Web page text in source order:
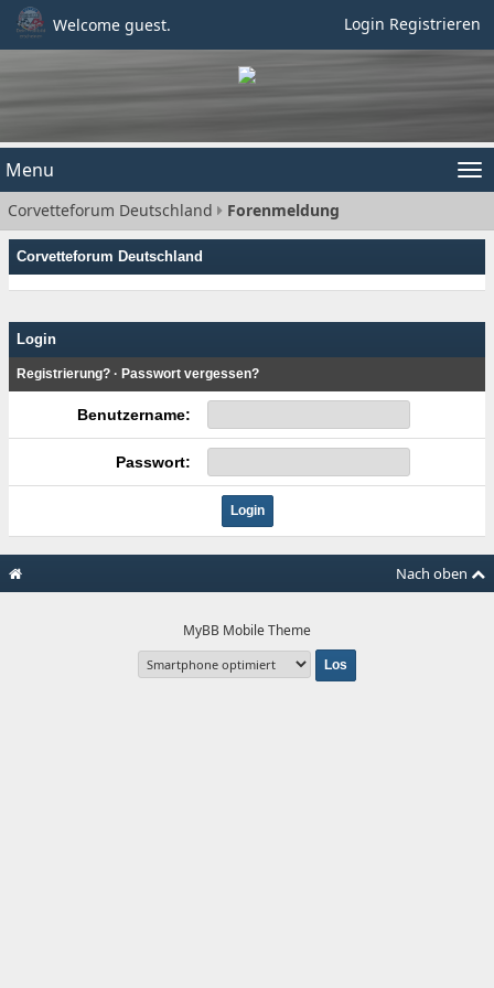
Welcome guest. Login Registrieren
Menu
Corvetteforum Deutschland Forenmeldung
Corvetteforum Deutschland
Login
Registrierung? · Passwort vergessen?
Benutzername:
Passwort:
Nach oben
MyBB Mobile Theme